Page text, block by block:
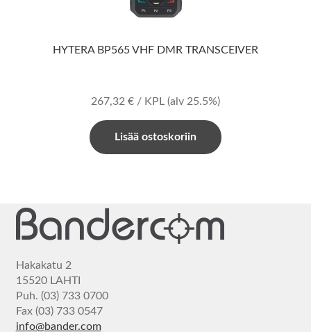
HYTERA BP565 VHF DMR TRANSCEIVER
267,32 € / KPL (alv 25.5%)
Lisää ostoskoriin
Hakakatu 2
15520 LAHTI
Puh. (03) 733 0700
Fax (03) 733 0547
info@bander.com